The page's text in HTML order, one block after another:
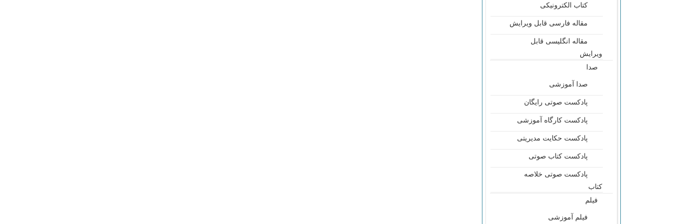
کتاب الکترونیکی
مقاله فارسی قابل ویرایش
مقاله انگلیسی قابل
ویرایش
صدا
صدا آموزشی
پادکست صوتی رایگان
پادکست کارگاه آموزشی
پادکست حکایت مدیریتی
پادکست کتاب صوتی
پادکست صوتی خلاصه
کتاب
فیلم
فیلم آموزشی